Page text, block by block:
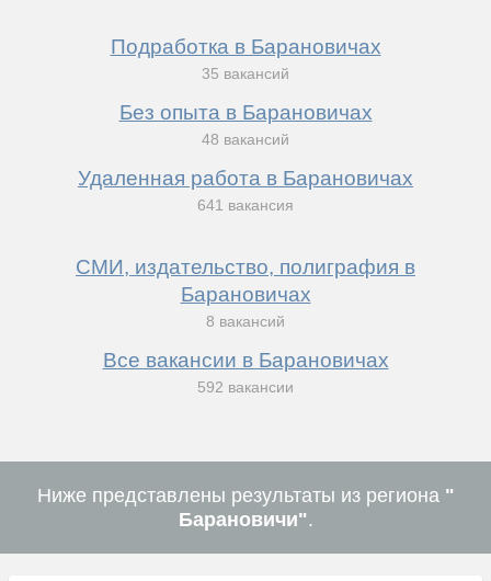
Подработка в Барановичах
35 вакансий
Без опыта в Барановичах
48 вакансий
Удаленная работа в Барановичах
641 вакансия
СМИ, издательство, полиграфия в
Барановичах
8 вакансий
Все вакансии в Барановичах
592 вакансии
Ниже представлены результаты из региона "
Барановичи".